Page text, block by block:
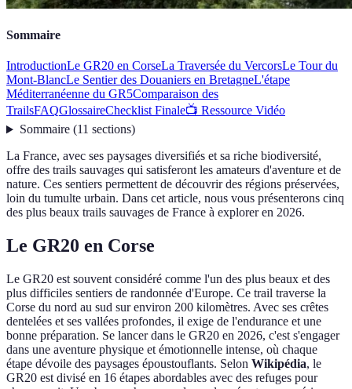
Sommaire
IntroductionLe GR20 en CorseLa Traversée du VercorsLe Tour du
Mont-BlancLe Sentier des Douaniers en BretagneL'étape
Méditerranéenne du GR5Comparaison des
TrailsFAQGlossaireChecklist Finale📺 Ressource Vidéo
Sommaire(11 sections)
La France, avec ses paysages diversifiés et sa riche biodiversité,
offre des trails sauvages qui satisferont les amateurs d'aventure et de
nature. Ces sentiers permettent de découvrir des régions préservées,
loin du tumulte urbain. Dans cet article, nous vous présenterons cinq
des plus beaux trails sauvages de France à explorer en 2026.
Le GR20 en Corse
Le GR20 est souvent considéré comme l'un des plus beaux et des
plus difficiles sentiers de randonnée d'Europe. Ce trail traverse la
Corse du nord au sud sur environ 200 kilomètres. Avec ses crêtes
dentelées et ses vallées profondes, il exige de l'endurance et une
bonne préparation. Se lancer dans le GR20 en 2026, c'est s'engager
dans une aventure physique et émotionnelle intense, où chaque
étape dévoile des paysages époustouflants. Selon Wikipédia, le
GR20 est divisé en 16 étapes abordables avec des refuges pour